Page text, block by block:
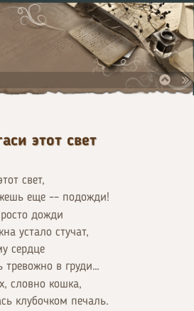
этот свет
свет,
еще –– подожди!
дожди
устало стучат,
сердце
тревожно в груди…
словно кошка,
клубочком печаль.